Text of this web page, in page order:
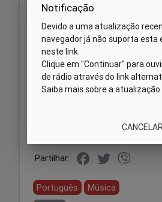
Partilhar:
Notificação
Devido a uma atualização
navegador já não suporta esta
neste link.
Clique em "Continuar" para
de rádio através do link
Saiba mais sobre a atualização
Português
Música